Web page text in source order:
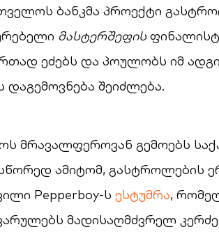
ბანკმა პროექტი
მასტერშეფის
ეძებს და პოულობს იმ
დაგემოვნება შეიძლება.
მრავალფეროვან გემოებს
ამიტომ, გასტროლების
Pepperboy-ს ესტუმრა,
მადისაღმძვრელ